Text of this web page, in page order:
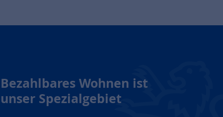
Bezahlbares Wohnen ist
unser Spezialgebiet